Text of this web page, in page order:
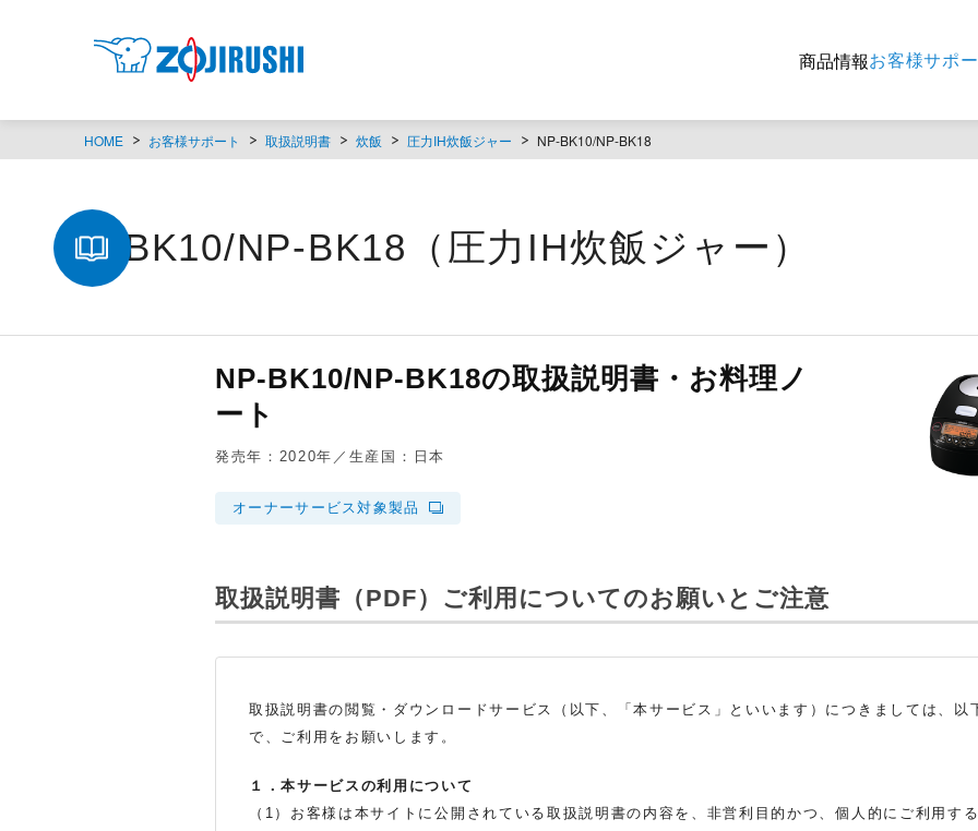
商品情報お客様サポ
HOME お客様サポート 取扱説明書 炊飯 圧力IH炊飯ジャー NP-BK10/NP-BK18
NP-BK10/NP-BK18（圧力IH炊飯ジャー）
NP-BK10/NP-BK18の取扱説明書・お料理ノ
ート
発売年：2020年／生産国：日本
オーナーサービス対象製品
取扱説明書（PDF） ご利用についてのお願いとご注意
取扱説明書の閲覧・ダウンロードサービス（以下、「本サービス」といいます）につきましては、以
で、ご利用をお願いします。
１．本サービスの利用について
（1）お客様は本サイトに公開されている取扱説明書の内容を、非営利目的かつ、個人的にご利用す